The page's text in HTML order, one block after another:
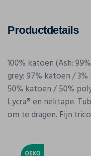
Productdetails
100% katoen (Ash:
grey: 97% katoen /
50% katoen / 50%
Lycra® en nektape.
om te dragen. Fijn